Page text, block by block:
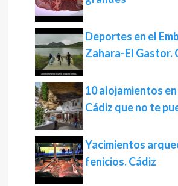
Deportes en el
Zahara-El Gastor.
10 alojamientos
Cádiz que no te
Yacimientos
fenicios. Cádiz